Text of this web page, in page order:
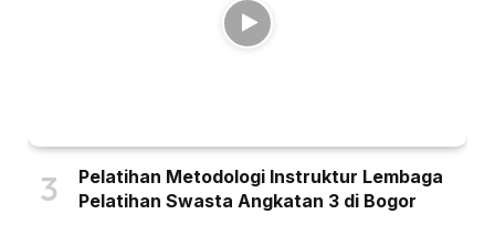
Pelatihan Metodologi Instruktur Lembaga
Pelatihan Swasta Angkatan 3 di Bogor